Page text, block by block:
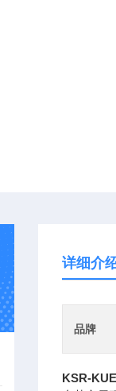
详细介
品牌
KSR-